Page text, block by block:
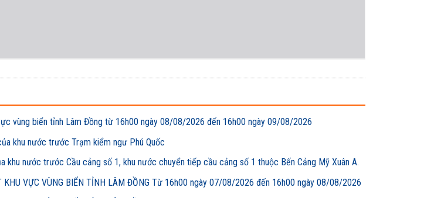
vùng biển tỉnh Lâm Đồng từ 16h00 ngày 08/08/2026 đến 16h00 ngày 09/08/2026
khu nước trước Trạm kiểm ngư Phú Quốc
khu nước trước Cầu cảng số 1, khu nước chuyển tiếp cầu cảng số 1 thuộc Bến Cảng Mỹ Xuân A.
KHU VỰC VÙNG BIỂN TỈNH LÂM ĐỒNG Từ 16h00 ngày 07/08/2026 đến 16h00 ngày 08/08/2026